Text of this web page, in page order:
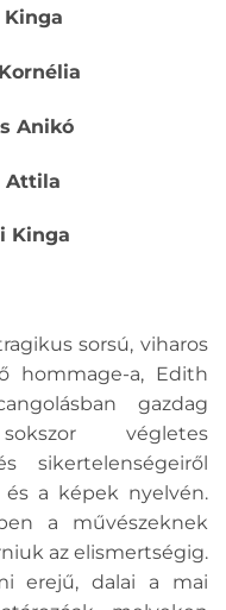
Kinga
Anikó
Attila
Kinga
sorsú, viharos
hommage-a, Edith
gazdag
végletes
sikertelenségeiről
és a képek nyelvén.
a művészeknek
az elismertségig.
erejű, dalai a mai